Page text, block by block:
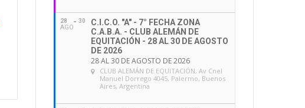
28
AGO
30
C.I.C.O. "A" - 7° FECHA ZONA
C.A.B.A. - CLUB ALEMÁN DE
EQUITACIÓN - 28 AL 30 DE AGOSTO
DE 2026
28 AL 30 DE AGOSTO DE 2026
CLUB ALEMÁN DE EQUITACIÓN, Av Cnel
Manuel Dorrego 4045, Palermo, Buenos
Aires, Argentina